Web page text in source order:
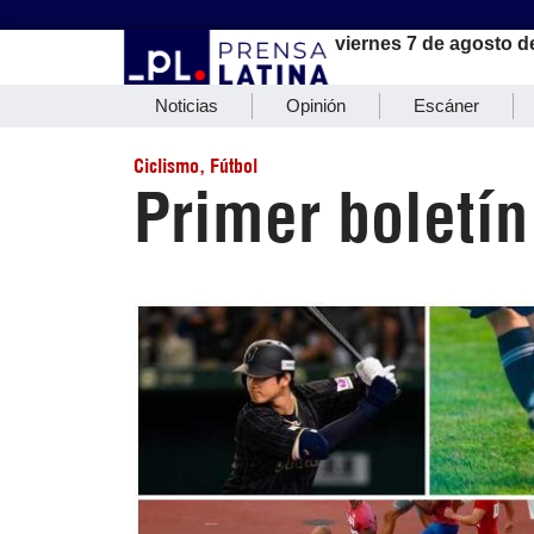
viernes 7 de agosto
Noticias Opinión Escáner
Ciclismo, Fútbol
Primer